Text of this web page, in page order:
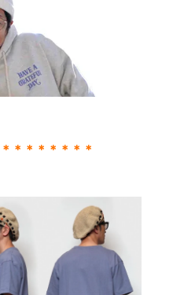
＊＊＊＊＊＊＊